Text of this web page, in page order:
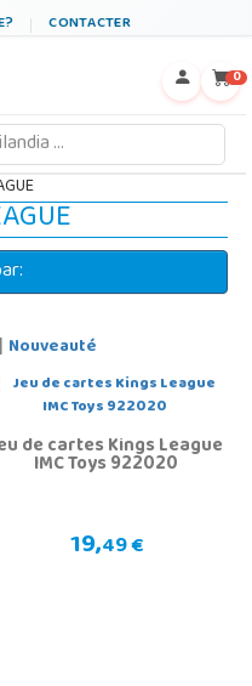
CONTACTER
0
| Nouveauté
de cartes Kings League
IMC Toys 922020
19,49 €